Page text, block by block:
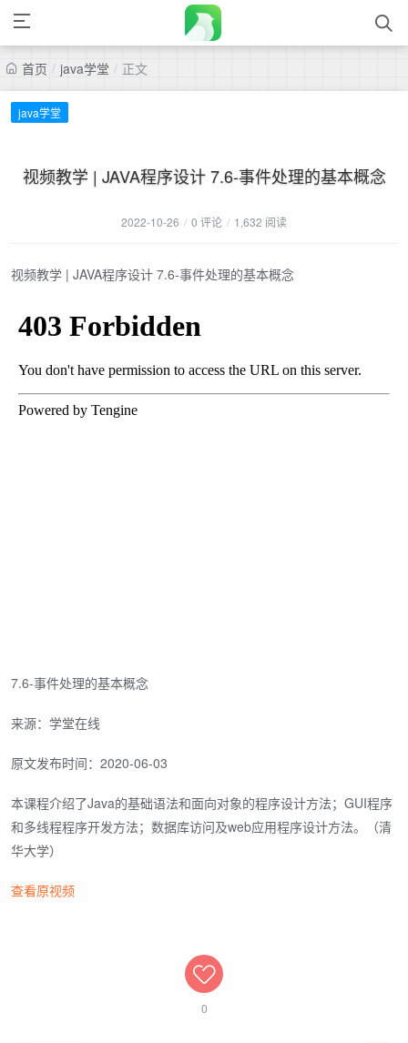
首页 / java学堂 / 正文
java学堂
视频教学 | JAVA程序设计 7.6-事件处理的基本概念
2022-10-26 / 0 评论 / 1,632 阅读
视频教学 | JAVA程序设计 7.6-事件处理的基本概念
7.6-事件处理的基本概念
来源：学堂在线
原文发布时间：2020-06-03
本课程介绍了Java的基础语法和面向对象的程序设计方法；GUI程序
和多线程程序开发方法；数据库访问及web应用程序设计方法。（清
华大学）
查看原视频
0